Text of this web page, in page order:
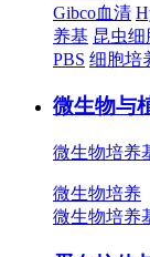
Gibco血清
养基 昆虫细
PBS 细胞培
微生物与
微生物培养
微生物培养
微生物培养